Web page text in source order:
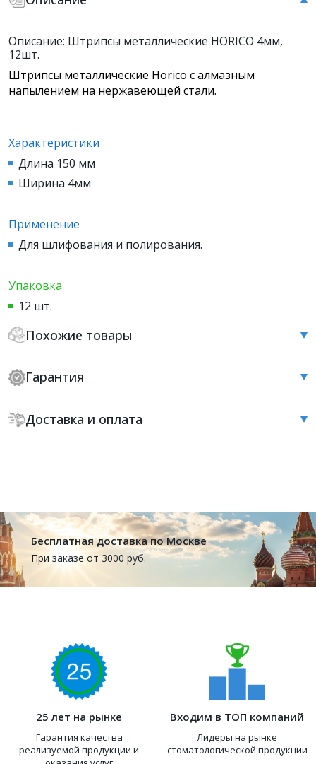
Похожие товары
Гарантия
Доставка и оплата
Описание: Штрипсы металлические HORICO 4мм,
12шт.
Штрипсы металлические Horico с алмазным
напылением на нержавеющей стали.
Характеристики
Длина 150 мм
Ширина 4мм
Применение
Для шлифования и полирования.
Упаковка
12 шт.
Бесплатная доставка по Москве
При заказе от 3000 руб.
25 лет на рынке
Гарантия качества
реализуемой продукции и
Входим в ТОП компаний
Лидеры на рынке
стоматологической продукции